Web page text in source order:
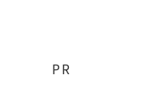
PR